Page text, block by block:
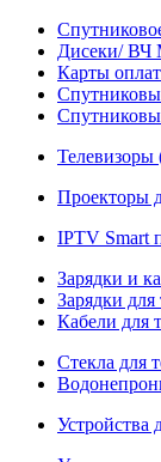
Дисеки/ ВЧ
Карты
Телевизоры
Проекторы
IPTV Smart
Зарядки и
Зарядки
Кабели для
Стекла для
Устройства